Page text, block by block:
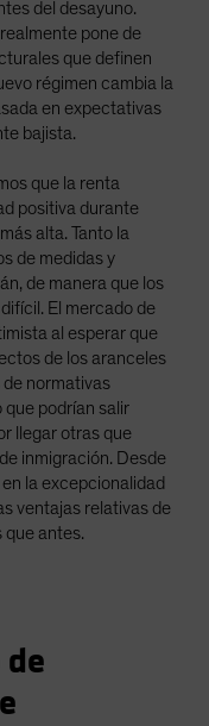
del desayuno.
pone de
que definen
régimen cambia la
en expectativas
bajista.
que la renta
positiva durante
alta. Tanto la
de medidas y
de manera que los
El mercado de
al esperar que
de los aranceles
normativas
podrían salir
llegar otras que
inmigración. Desde
la excepcionalidad
ventajas relativas de
que antes.